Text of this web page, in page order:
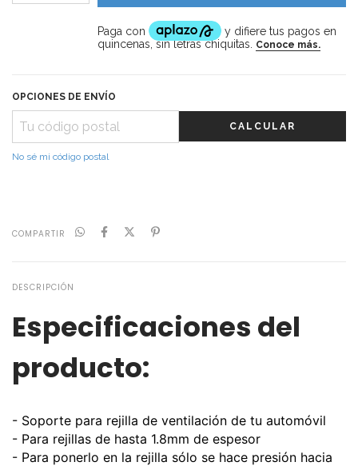
OPCIONES DE ENVÍO
CALCULAR
No sé mi código postal
COMPARTIR
DESCRIPCIÓN
Especificaciones del
producto:
- Soporte para rejilla de ventilación de tu automóvil
- Para rejillas de hasta 1.8mm de espesor
- Para ponerlo en la rejilla sólo se hace presión hacia